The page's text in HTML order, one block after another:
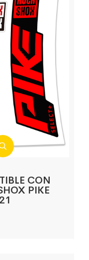
CON
PIKE